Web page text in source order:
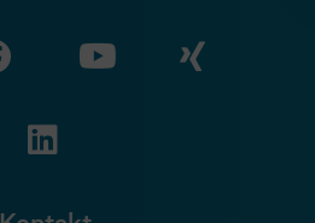
Zu unserer Facebook
Zu
Zu unserer